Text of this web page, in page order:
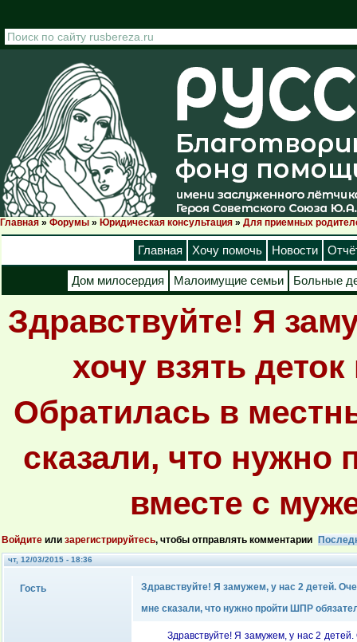
Вы здесь
Главная » Форумы » Юридическая консультация » Для приемных
Главная Хочу помочь Новости
Дом милосердия Малоимущие семьи Больные
Здравствуйте! Я
хочу взять
Обратилась в
сказали, что
вместе с
Войдите или зарегистрируйтесь, чтобы отправлять комментарии
чт, 12/03/2015 - 18:36
Гость
Здравствуйте! Я замужем, у нас 2 детей.
мне сказали, что нужно пройти ШПР
Здравствуйте! Я замужем, у нас 2